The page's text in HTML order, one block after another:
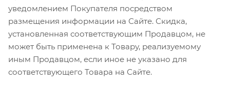
уведомлением Покупателя посредством
размещения информации на Сайте. Скидка,
установленная соответствующим Продавцом, не
может быть применена к Товару, реализуемому
иным Продавцом, если иное не указано для
соответствующего Товара на Сайте.